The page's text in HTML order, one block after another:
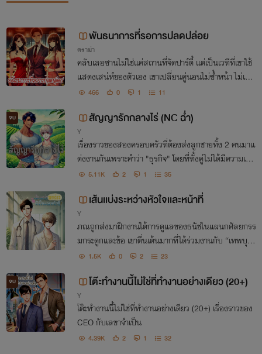
พันธนาการที่รอการปลดปล่อย
ดราม่า
คลับเลอซานไม่ใช่แค่สถานที่จัดปาร์ตี้ แต่เป็นเวทีที่เขาใช้
แสดงเสน่ห์ของตัวเอง เขาเปลี่ยนคู่นอนไม่ซ้ำหน้า ไม่เคย
ผูกมัด และไม่เคยให้ความหวังกับใคร มันคือกฎของเขา
466 0 1 11
จบ สัญญารักกลางไร่ (NC ฉ่ำ)
Y
เรื่องราวของสองครอบครัวที่ต้องส่งลูกชายทั้ง 2 คนมาเเ
ต่งงานกันเพราะคำว่า "ธุรกิจ" โดยที่ทั้งคู่ไม่ได้มีความเต็ม
ใจตั่งเเต่เเรก
5.11K 2 1 35
เส้นเเบ่งระหว่างหัวใจเเละหน้าที่
Y
ภณถูกส่งมาฝึกงานใต้การดูแลของธนัชในแผนกศัลยกรร
มกระดูกและข้อ เขาตื่นเต้นมากที่ได้ร่วมงานกับ “เทพบุตร
แห่งห้องผ่าตัด” แต่ธนัชกลับเย็นชาและเข้มงวดกับภณมา
1.5K 0 2 23
จบ โต๊ะทำงานนี้ไม่ใช่ที่ทำงานอย่างเดียว (20+)
Y
โต๊ะทำงานนี้ไม่ใช่ที่ทำงานอย่างเดียว (20+) เรื่องราวของ
CEO กับเลขาจำเป็น
4.39K 2 1 32